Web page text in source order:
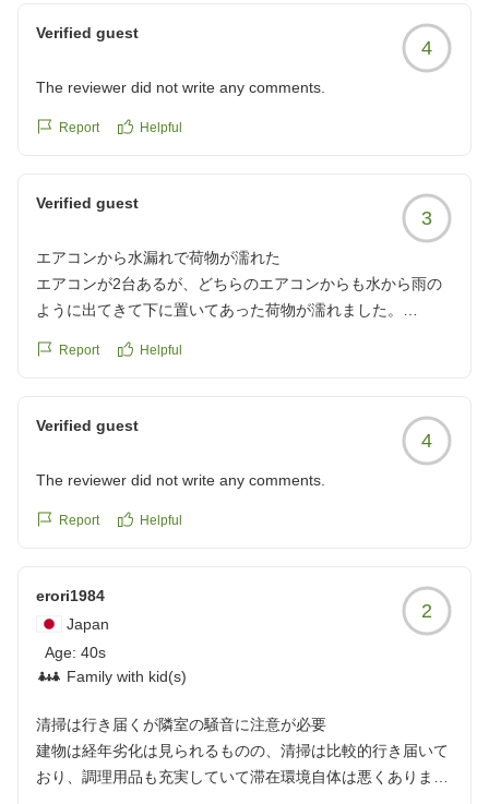
Verified guest
4
The reviewer did not write any comments.
Report Helpful
Verified guest
3
エアコンから水漏れで荷物が濡れた
エアコンが2台あるが、どちらのエアコンからも水から雨の
ように出てきて下に置いてあった荷物が濡れました。
きるし、ドア以外のところも開ける事ができ、出入りができ
Report Helpful
Verified guest
4
The reviewer did not write any comments.
Report Helpful
erori1984
Japan
Age: 40s
Family with kid(s)
2
清掃は行き届くが隣室の騒音に注意が必要
建物は経年劣化は見られるものの、清掃は比較的行き届いて
おり、調理用品も充実していて滞在環境自体は悪くありませ